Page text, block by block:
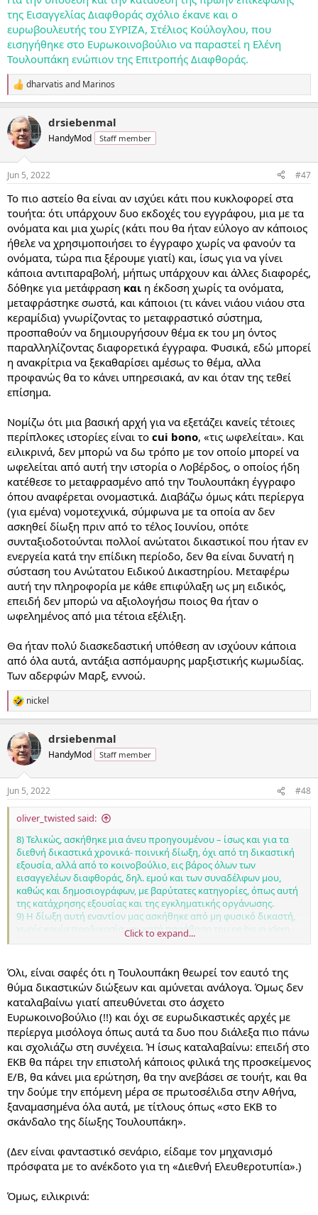
της Εισαγγελίας Διαφθοράς σχόλιο έκανε και ο
ευρωβουλευτής του ΣΥΡΙΖΑ, Στέλιος Κούλογλου, που
εισηγήθηκε στο Ευρωκοινοβούλιο να παραστεί η Ελένη
Τουλουπάκη ενώπιον της Επιτροπής Διαφθοράς.
R
e
c
t
i
s
dharvatis and Marinos
drsiebenmal
HandyMod Staff member
Jun 5, 2022 #47
Το πιο αστείο θα είναι αν ισχύει κάτι που κυκλοφορεί στα
τουήτα: ότι υπάρχουν δυο εκδοχές του εγγράφου, μια με τα
ονόματα και μια χωρίς (κάτι που θα ήταν εύλογο αν κάποιος
ήθελε να χρησιμοποιήσει το έγγραφο χωρίς να φανούν τα
ονόματα, τώρα πια ξέρουμε γιατί) και, ίσως για να γίνει
κάποια αντιπαραβολή, μήπως υπάρχουν και άλλες διαφορές,
δόθηκε για μετάφραση και η έκδοση χωρίς τα ονόματα,
μεταφράστηκε σωστά, και κάποιοι (τι κάνει νιάου νιάου στα
κεραμίδια) γνωρίζοντας το μεταφραστικό σύστημα,
προσπαθούν να δημιουργήσουν θέμα εκ του μη όντος
παραλληλίζοντας διαφορετικά έγγραφα. Φυσικά, εδώ μπορεί
η ανακρίτρια να ξεκαθαρίσει αμέσως το θέμα, αλλα
προφανώς θα το κάνει υπηρεσιακά, αν και όταν της τεθεί
επίσημα.
Νομίζω ότι μια βασική αρχή για να εξετάζει κανείς τέτοιες
περίπλοκες ιστορίες είναι το cui bono, «τις ωφελείται». Και
ειλικρινά, δεν μπορώ να δω τρόπο με τον οποίο μπορεί να
ωφελείται από αυτή την ιστορία ο Λοβέρδος, ο οποίος ήδη
κατέθεσε το μεταφρασμένο από την Τουλουπάκη έγγραφο
όπου αναφέρεται ονομαστικά. Διαβάζω όμως κάτι περίεργα
(για εμένα) νομοτεχνικά, σύμφωνα με τα οποία αν δεν
ασκηθεί δίωξη πριν από το τέλος Ιουνίου, οπότε
συνταξιοδοτούνται πολλοί ανώτατοι δικαστικοί που ήταν εν
ενεργεία κατά την επίδικη περίοδο, δεν θα είναι δυνατή η
σύσταση του Ανώτατου Ειδικού Δικαστηρίου. Μεταφέρω
αυτή την πληροφορία με κάθε επιφύλαξη ως μη ειδικός,
επειδή δεν μπορώ να αξιολογήσω ποιος θα ήταν ο
ωφελημένος από μια τέτοια εξέλιξη.
Θα ήταν πολύ διασκεδαστική υπόθεση αν ισχύουν κάποια
από όλα αυτά, αντάξια ασπόμαυρης μαρξιστικής κωμωδίας.
Των αδερφών Μαρξ, εννοώ.
R
e
c
t
i
s
:
nickel
drsiebenmal
HandyMod Staff member
Jun 5, 2022 #48
oliver_twisted said:
8) Τελικώς, ασκήθηκε μια άνευ προηγουμένου – ίσως και για τα
διεθνή δικαστικά χρονικά- ποινική δίωξη, όχι από τη δικαστική
εξουσία, αλλά από το κοινοβούλιο, εις βάρος όλων των
εισαγγελέων διαφθοράς, δηλ. εμού και των συναδέλφων μου,
καθώς και δημοσιογράφων, με βαρύτατες κατηγορίες, όπως αυτή
της κατάχρησης εξουσίας και της εγκληματικής οργάνωσης.
9) Η δίωξη αυτή εναντίον μας ασκήθηκε από μη φυσικό δικαστή,
χωρίς καμία προδικασία και κατά παράβαση του ne bis in idem.
Πρόσφατα, επίσης, κληθήκαμε σε απολογία χωρίς καν μέσα
επίμονα αιτήματά μας, η βασική δικογραφία της Novartis, την
οποία εμείς ερευνούσαμε και από την οποία περίτρανα
αποδεικνύεται η αθωότητά μας.
Να σημειώσω επιπλέον ότι μας δόθηκε προθεσμία για
απολογία μόλις 15 ημερών, όταν η δικογραφία αριθμεί περί
τις 300.000 σελίδες!
Click to expand...
Όλι, είναι σαφές ότι η Τουλουπάκη θεωρεί τον εαυτό της
θύμα δικαστικών διώξεων και αμύνεται ανάλογα. Όμως δεν
καταλαβαίνω γιατί απευθύνεται στο άσχετο
Ευρωκοινοβούλιο (!!) και όχι σε ευρωδικαστικές αρχές με
περίεργα μισόλογα όπως αυτά τα δυο που διάλεξα πιο πάνω
και σχολιάζω στη συνέχεια. Ή ίσως καταλαβαίνω: επειδή στο
ΕΚΒ θα πάρει την επιστολή κάποιος φιλικά της προσκείμενος
Ε/Β, θα κάνει μια ερώτηση, θα την ανεβάσει σε τουήτ, και θα
την δούμε την επόμενη μέρα σε πρωτοσέλιδα στην Αθήνα,
ξαναμασημένα όλα αυτά, με τίτλους όπως «στο ΕΚΒ το
σκάνδαλο της δίωξης Τουλουπάκη».
(Δεν είναι φανταστικό σενάριο, είδαμε τον μηχανισμό
πρόσφατα με το ανέκδοτο για τη «Διεθνή Ελευθεροτυπία».)
Όμως, ειλικρινά: